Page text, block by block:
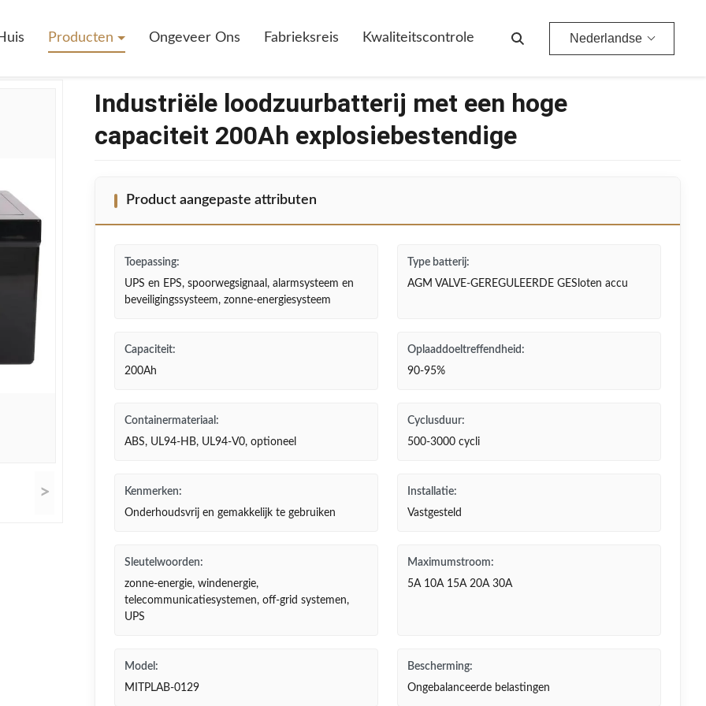
Producten Ongeveer Ons Fabrieksreis Kwaliteitscontrole Nederlandse
>
Industriële loodzuurbatterij met een hoge
capaciteit 200Ah explosiebestendige
Product aangepaste attributen
Toepassing:
UPS en EPS, spoorwegsignaal, alarmsysteem en
beveiligingssysteem, zonne-energiesysteem
Type batterij:
AGM VALVE-GEREGULEERDE GESloten accu
Capaciteit:
200Ah
Oplaaddoeltreffendheid:
90-95%
Containermateriaal:
ABS, UL94-HB, UL94-V0, optioneel
Cyclusduur:
500-3000 cycli
Kenmerken:
Onderhoudsvrij en gemakkelijk te gebruiken
Installatie:
Vastgesteld
Sleutelwoorden:
zonne-energie, windenergie,
telecommunicatiesystemen, off-grid systemen,
UPS
Maximumstroom:
5A 10A 15A 20A 30A
Model:
MITPLAB-0129
Bescherming:
Ongebalanceerde belastingen